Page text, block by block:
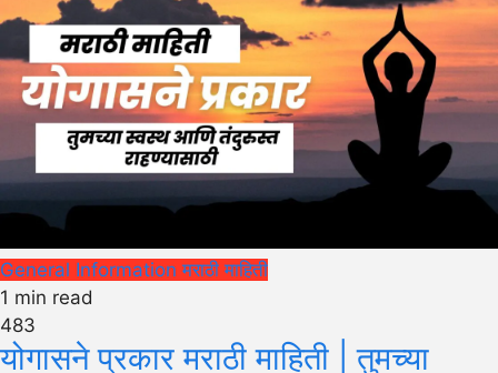
General Informationमराठी माहिती
1 min read
483
योगासने प्रकार मराठी माहिती | तुमच्या